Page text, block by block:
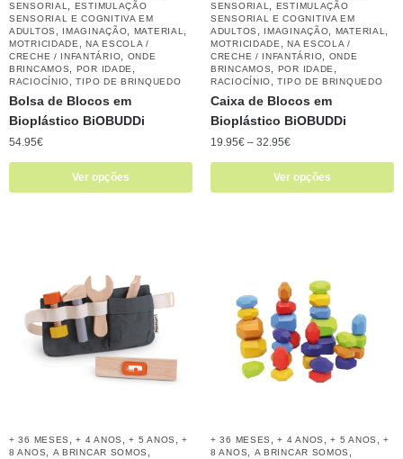
SENSORIAL
ESTIMULAÇÃO
SENSORIAL E COGNITIVA EM
ADULTOS
IMAGINAÇÃO MATERIAL
MOTRICIDADE ,NA ESCOLA /
CRECHE / INFANTÁRIO
ONDE
BRINCAMOS
POR IDADE
RACIOCÍNIO ,TIPO DE BRINQUEDO
Bolsa de Blocos em
Bioplástico BiOBUDDi
54.95€
Ver opções
SENSORIAL
ESTIMULAÇÃO
SENSORIAL E COGNITIVA EM
ADULTOS
IMAGINAÇÃO MATERIAL
MOTRICIDADE ,NA ESCOLA /
CRECHE / INFANTÁRIO
ONDE
BRINCAMOS
POR IDADE
RACIOCÍNIO ,TIPO DE BRINQUEDO
Caixa de Blocos em
Bioplástico BiOBUDDi
19.95€ – 32.95€
Ver opções
+ 36 MESES ,+ 4 ANOS ,+ 5 ANOS ,+
8 ANOS
A BRINCAR SOMOS
+ 36 MESES ,+ 4 ANOS ,+ 5 ANOS ,+
8 ANOS
A BRINCAR SOMOS